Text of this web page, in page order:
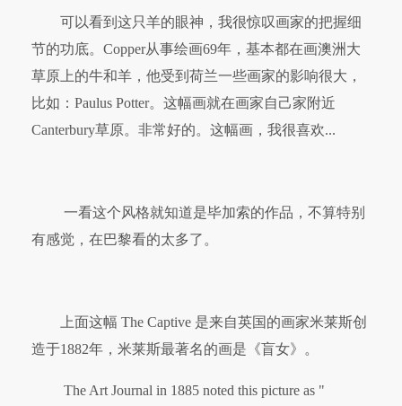
可以看到这只羊的眼神，我很惊叹画家的把握细
节的功底。Copper从事绘画69年，基本都在画澳洲大
草原上的牛和羊，他受到荷兰一些画家的影响很大，
比如：Paulus Potter。这幅画就在画家自己家附近
Canterbury草原。非常好的。这幅画，我很喜欢...
一看这个风格就知道是毕加索的作品，不算特别
有感觉，在巴黎看的太多了。
上面这幅 The Captive 是来自英国的画家米莱斯创
造于1882年，米莱斯最著名的画是《盲女》。
The Art Journal in 1885 noted this picture as "